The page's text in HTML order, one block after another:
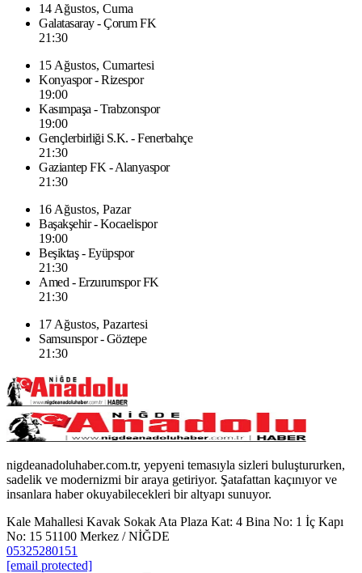
14 Ağustos, Cuma
Galatasaray - Çorum FK
21:30
15 Ağustos, Cumartesi
Konyaspor - Rizespor
19:00
Kasımpaşa - Trabzonspor
19:00
Gençlerbirliği S.K. - Fenerbahçe
21:30
Gaziantep FK - Alanyaspor
21:30
16 Ağustos, Pazar
Başakşehir - Kocaelispor
19:00
Beşiktaş - Eyüpspor
21:30
Amed - Erzurumspor FK
21:30
17 Ağustos, Pazartesi
Samsunspor - Göztepe
21:30
nigdeanadoluhaber.com.tr, yepyeni temasıyla sizleri buluştururken,
sadelik ve modernizmi bir araya getiriyor. Şatafattan kaçınıyor ve
insanlara haber okuyabilecekleri bir altyapı sunuyor.
Kale Mahallesi Kavak Sokak Ata Plaza Kat: 4 Bina No: 1 İç Kapı
No: 15 51100 Merkez / NİĞDE
05325280151
[email protected]